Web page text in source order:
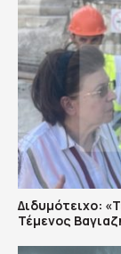
Διδυμότειχο:
Τέμενος